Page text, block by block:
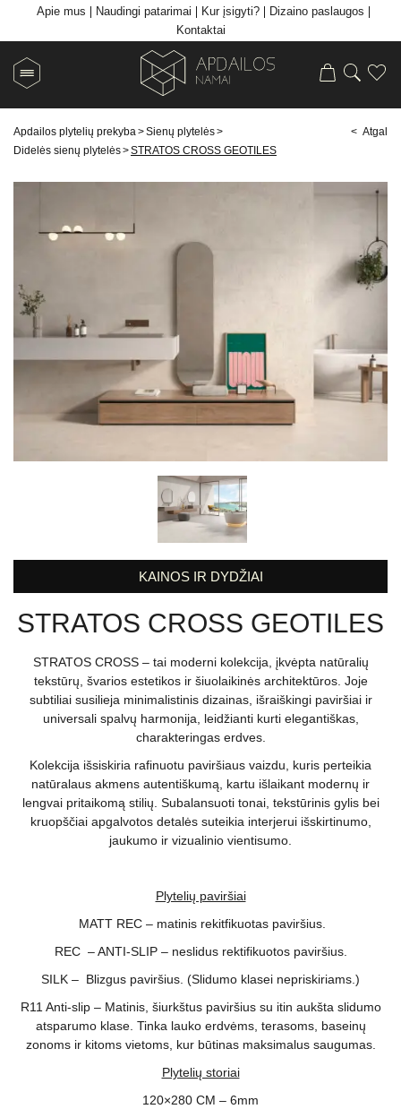
Apie mus Naudingi patarimai Kur įsigyti?
Dizaino paslaugos
Kontaktai
Apdailos plytelių prekyba >Sienų plytelės>
Didelės sienų plytelės>STRATOS CROSS GEOTILES
< Atgal
KAINOS IR DYDŽIAI
STRATOS CROSS GEOTILES
STRATOS CROSS – tai moderni kolekcija, įkvėpta natūralių
tekstūrų, švarios estetikos ir šiuolaikinės architektūros. Joje
subtiliai susilieja minimalistinis dizainas, išraiškingi paviršiai ir
universali spalvų harmonija, leidžianti kurti elegantiškas,
charakteringas erdves.
Kolekcija išsiskiria rafinuotu paviršiaus vaizdu, kuris perteikia
natūralaus akmens autentiškumą, kartu išlaikant modernų ir
lengvai pritaikomą stilių. Subalansuoti tonai, tekstūrinis gylis bei
kruopščiai apgalvotos detalės suteikia interjerui išskirtinumo,
jaukumo ir vizualinio vientisumo.
Plytelių paviršiai
MATT REC – matinis rekitfikuotas paviršius.
REC – ANTI-SLIP – neslidus rektifikuotos paviršius.
SILK – Blizgus paviršius. (Slidumo klasei nepriskiriams.)
R11 Anti-slip – Matinis, šiurkštus paviršius su itin aukšta slidumo
atsparumo klase. Tinka lauko erdvėms, terasoms, baseinų
zonoms ir kitoms vietoms, kur būtinas maksimalus saugumas.
Plytelių storiai
120×280 CM – 6mm